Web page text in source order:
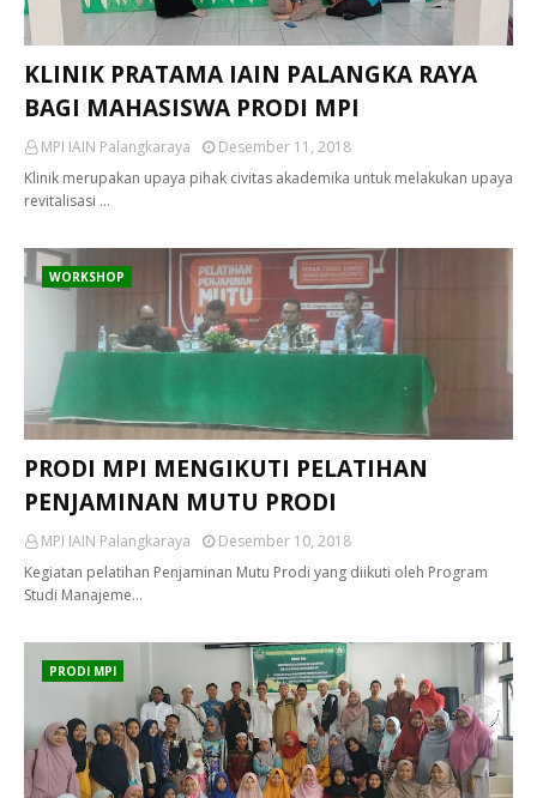
KLINIK PRATAMA IAIN PALANGKA RAYA
BAGI MAHASISWA PRODI MPI
MPI IAIN Palangkaraya
Desember 11, 2018
Klinik merupakan upaya pihak civitas akademika untuk melakukan upaya
revitalisasi …
WORKSHOP
PRODI MPI MENGIKUTI PELATIHAN
PENJAMINAN MUTU PRODI
MPI IAIN Palangkaraya
Desember 10, 2018
Kegiatan pelatihan Penjaminan Mutu Prodi yang diikuti oleh Program
Studi Manajeme…
PRODI MPI